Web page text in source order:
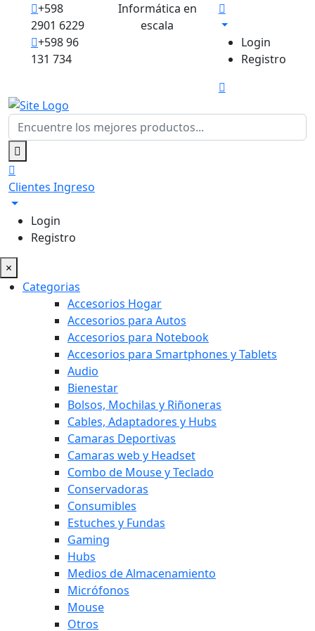
+598
2901 6229
+598 96
131 734
Informática en
escala
Login
Registro
Clientes Ingreso
Login
Registro
×
Categorias
Accesorios Hogar
Accesorios para Autos
Accesorios para Notebook
Accesorios para Smartphones y Tablets
Audio
Bienestar
Bolsos, Mochilas y Riñoneras
Cables, Adaptadores y Hubs
Camaras Deportivas
Camaras web y Headset
Combo de Mouse y Teclado
Conservadoras
Consumibles
Estuches y Fundas
Gaming
Hubs
Medios de Almacenamiento
Micrófonos
Mouse
Otros